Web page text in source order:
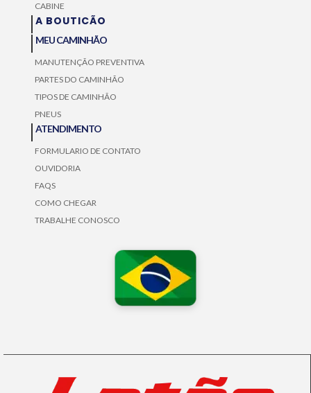
CABINE
A BOUTICÃO
MEU CAMINHÃO
MANUTENÇÃO PREVENTIVA
PARTES DO CAMINHÃO
TIPOS DE CAMINHÃO
PNEUS
ATENDIMENTO
FORMULARIO DE CONTATO
OUVIDORIA
FAQS
COMO CHEGAR
TRABALHE CONOSCO